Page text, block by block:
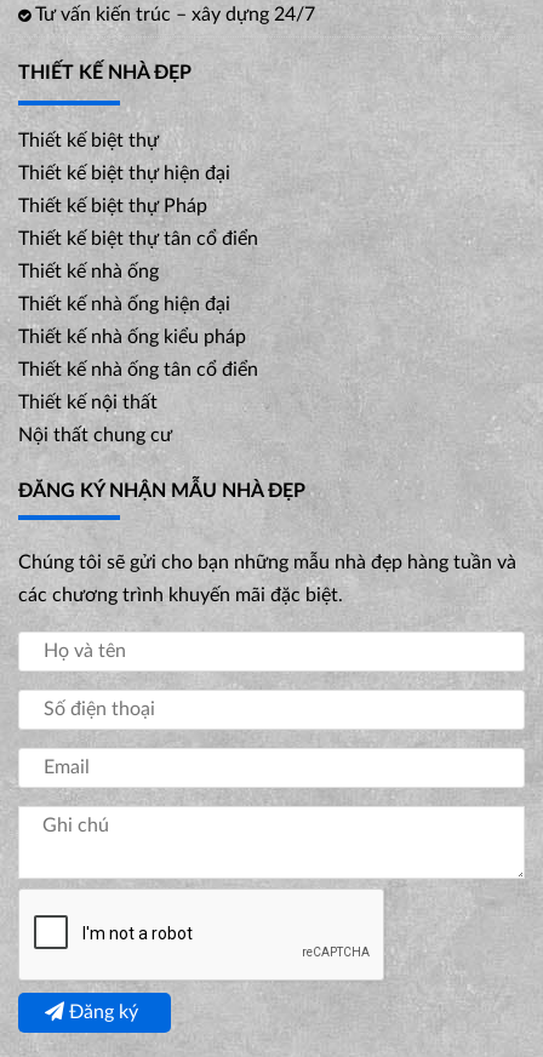
Tư vấn kiến trúc – xây dựng 24/7
THIẾT KẾ NHÀ ĐẸP
Thiết kế biệt thự
Thiết kế biệt thự hiện đại
Thiết kế biệt thự Pháp
Thiết kế biệt thự tân cổ điển
Thiết kế nhà ống
Thiết kế nhà ống hiện đại
Thiết kế nhà ống kiểu pháp
Thiết kế nhà ống tân cổ điển
Thiết kế nội thất
Nội thất chung cư
ĐĂNG KÝ NHẬN MẪU NHÀ ĐẸP
Chúng tôi sẽ gửi cho bạn những mẫu nhà đẹp hàng tuần và
các chương trình khuyến mãi đặc biệt.
Đăng ký